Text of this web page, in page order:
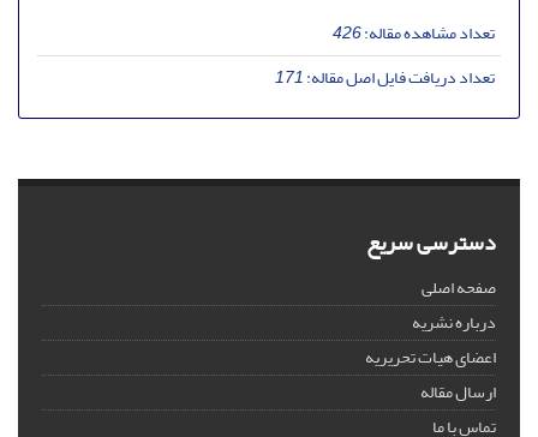
تعداد مشاهده مقاله:426
تعداد دریافت فایل اصل مقاله:171
دسترسی سریع
صفحه اصلی
درباره نشریه
اعضای هیات تحریریه
ارسال مقاله
تماس با ما